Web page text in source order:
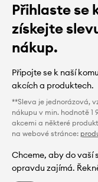
Přihlaste se
získejte
nákup.
Připojte se k naší
akcích a produktech.
**Sleva je jednorázová,
nákupu v min. hodnotě 1
akcemi a některé
na webové stránce:
Chceme, aby do vaší
opravdu zajímá.